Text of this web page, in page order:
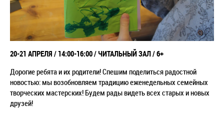
20-21 АПРЕЛЯ / 14:00-16:00 / ЧИТАЛЬНЫЙ ЗАЛ / 6+
Дорогие ребята и их родители! Спешим поделиться радостной
новостью: мы возобновляем традицию еженедельных семейных
творческих мастерских! Будем рады видеть всех старых и новых
друзей!